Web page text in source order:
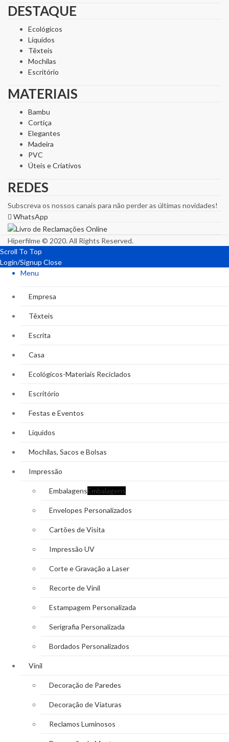
DESTAQUE
Ecológicos
Líquidos
Têxteis
Mochilas
Escritório
MATERIAIS
Bambu
Cortiça
Elegantes
Madeira
PVC
Úteis e Criativos
REDES
Subscreva os nossos canais para não perder as últimas novidades!
WhatsApp
Hiperfilme © 2020. All Rights Reserved.
Scroll To Top
Login/Signup Close
Menu
Empresa
Têxteis
Escrita
Casa
Ecológicos-Materiais Reciclados
Escritório
Festas e Eventos
Líquidos
Mochilas, Sacos e Bolsas
Impressão
EmbalagensEmbalagens
Envelopes Personalizados
Cartões de Visita
Impressão UV
Corte e Gravação a Laser
Recorte de Vinil
Estampagem Personalizada
Serigrafia Personalizada
Bordados Personalizados
Vinil
Decoração de Paredes
Decoração de Viaturas
Reclamos Luminosos